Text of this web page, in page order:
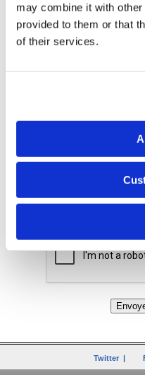
may combine it with
provided to them or that
of their services.
Votre message à
Twitter|